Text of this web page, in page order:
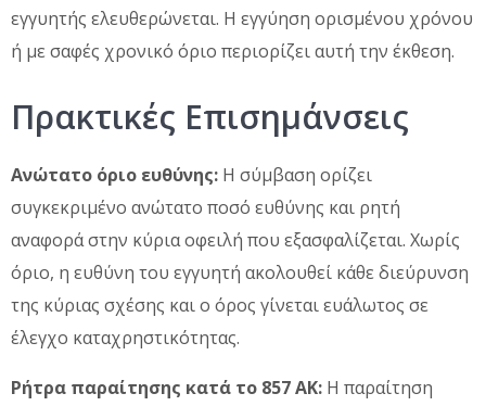
εγγυητής ελευθερώνεται. Η εγγύηση ορισμένου χρόνου
ή με σαφές χρονικό όριο περιορίζει αυτή την έκθεση.
Πρακτικές Επισημάνσεις
Ανώτατο όριο ευθύνης: Η σύμβαση ορίζει
συγκεκριμένο ανώτατο ποσό ευθύνης και ρητή
αναφορά στην κύρια οφειλή που εξασφαλίζεται. Χωρίς
όριο, η ευθύνη του εγγυητή ακολουθεί κάθε διεύρυνση
της κύριας σχέσης και ο όρος γίνεται ευάλωτος σε
έλεγχο καταχρηστικότητας.
Ρήτρα παραίτησης κατά το 857 ΑΚ: Η παραίτηση